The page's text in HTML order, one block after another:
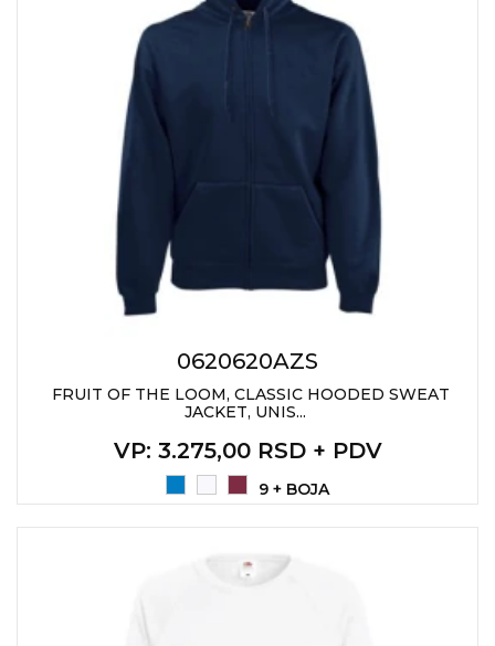
0620620AZS
FRUIT OF THE LOOM, CLASSIC HOODED SWEAT
JACKET, UNIS...
VP: 3.275,00 RSD + PDV
9 + BOJA